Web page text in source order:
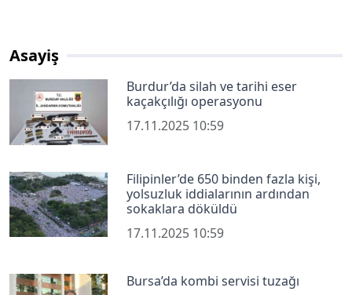
Asayiş
Burdur’da silah ve tarihi eser
kaçakçılığı operasyonu
17.11.2025 10:59
Filipinler’de 650 binden fazla kişi,
yolsuzluk iddialarının ardından
sokaklara döküldü
17.11.2025 10:59
Bursa’da kombi servisi tuzağı